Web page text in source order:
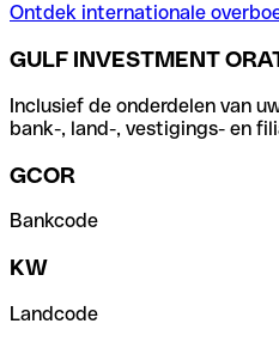
Ontdek internationale
GULF INVESTMENT
Inclusief de onderdelen van
bank-, land-, vestigings- en
GCOR
Bankcode
KW
Landcode